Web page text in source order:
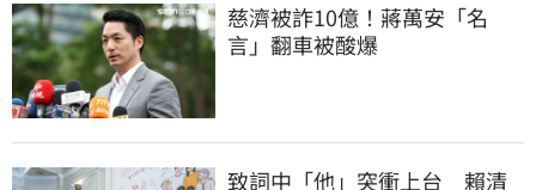
慈濟被詐10億！蔣萬安「名
言」翻車被酸爆
致詞中「他」突衝上台　賴清